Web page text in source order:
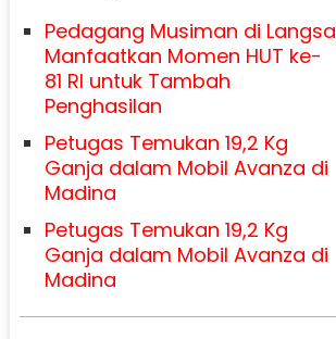
Pedagang Musiman di Langsa
Manfaatkan Momen HUT ke-
81 RI untuk Tambah
Penghasilan
Petugas Temukan 19,2 Kg
Ganja dalam Mobil Avanza di
Madina
Petugas Temukan 19,2 Kg
Ganja dalam Mobil Avanza di
Madina